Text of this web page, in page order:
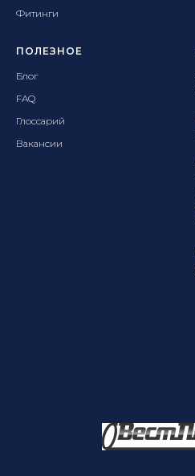
Фитинги
ПОЛЕЗНОЕ
Блог
FAQ
Глоссарий
Вакансии